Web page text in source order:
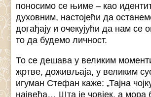
поносимо се њиме – као
духовним, настојећи да
догађају и очекујући да нам се
то да будемо личност.
То се дешава у великим
жртве, доживљаја, у великим
игуман Стефан каже: „Тајна
највећа… Шта је човјек, а мора